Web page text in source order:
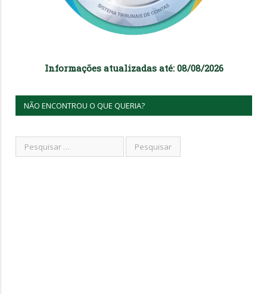
Informações atualizadas até: 08/08/2026
NÃO ENCONTROU O QUE QUERIA?